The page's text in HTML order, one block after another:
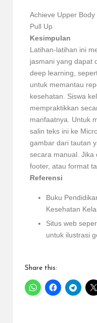
Achieve Upper
Pull Up
Kesimpulan
Latihan-latihan ini
jasmani yang dapat
deep learning,
untuk memantau
kesehatan. Siswa
mempraktikkan
manfaatnya. Untuk
salin teks ini ke
gambar dari tautan
secara manual. Jika
footer, atau format
Referensi
Buku
Kesehatan
Situs web
untuk ilustrasi
Share this: